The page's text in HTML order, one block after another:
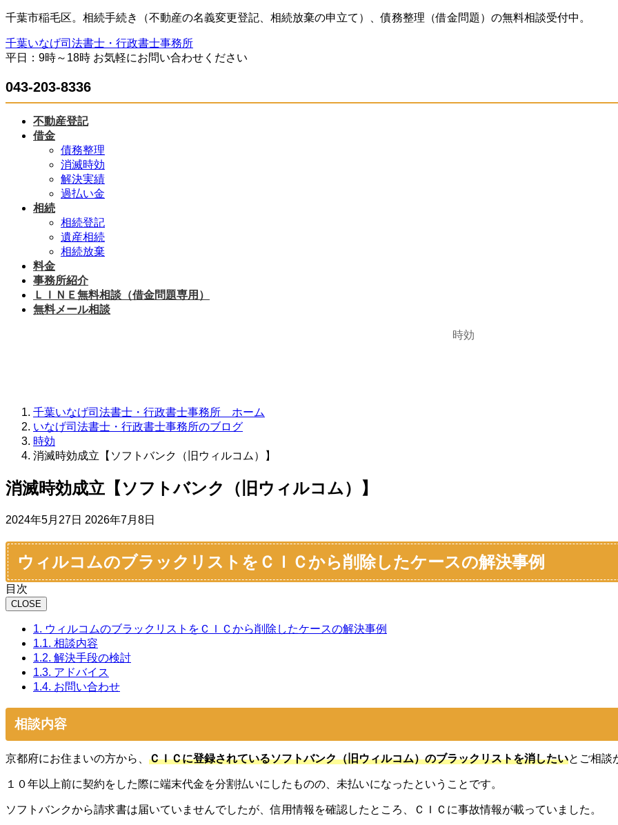
コ
テ
ン
へ
ス
ナ
ゲ
ー
ョ
ン
千葉市稲毛区。相続手続き（不動産の名義変更登記、相続放棄の申立て）、債務整理（借金問題）の無料相談受付中。
千葉いなげ司法書士・行政書士事務所
平日：9時～18時 お気軽にお問い合わせください
043-203-8336
不動産登記
借金
債務整理
消滅時効
解決実績
過払い金
相続
相続登記
遺産相続
相続放棄
料金
事務所紹介
ＬＩＮＥ無料相談（借金問題専用）
無料メール相談
時効
千葉いなげ司法書士・行政書士事務所 ホーム
いなげ司法書士・行政書士事務所のブログ
時効
消滅時効成立【ソフトバンク（旧ウィルコム）】
消滅時効成立【ソフトバンク（旧ウィルコム）】
2024年5月27日 最
更
新
日
2026年7月8日
ウィルコムのブラックリストをＣＩＣから削除したケースの解決事例
目次
CLOSE
1. ウィルコムのブラックリストをＣＩＣから削除したケースの解決事例
1.1. 相談内容
1.2. 解決手段の検討
1.3. アドバイス
1.4. お問い合わせ
相談内容
京都府にお住まいの方から、 ＣＩＣに登録されているソフトバンク（旧ウィルコム）のブラックリストを消したいとご相談
１０年以上前に契約をした際に端末代金を分割払いにしたものの、未払いになったということです。
ソフトバンクから請求書は届いていませんでしたが、信用情報を確認したところ、ＣＩＣに事故情報が載っていました。